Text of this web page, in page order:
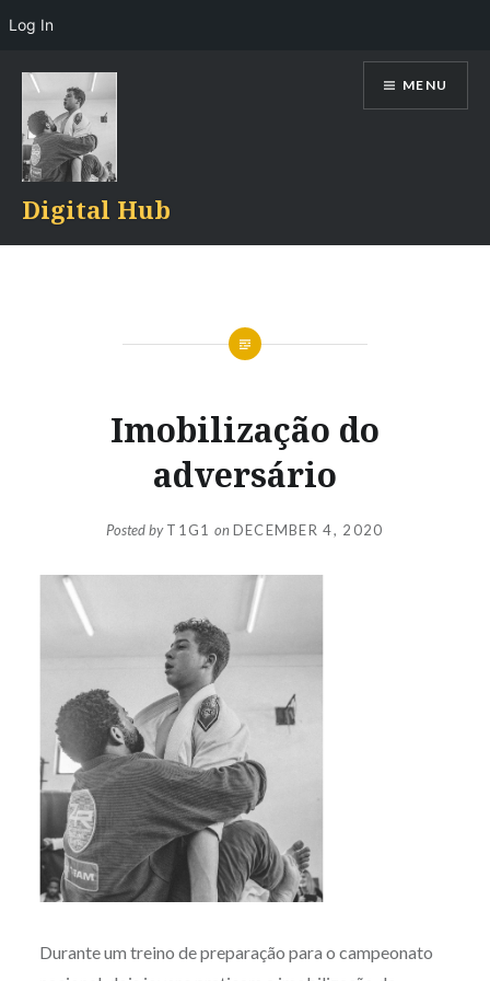
content
Digital Hub
MENU
Imobilização do
adversário
Posted byT1G1 onDECEMBER 4, 2020
Durante um treino de preparação para o campeonato
Log In